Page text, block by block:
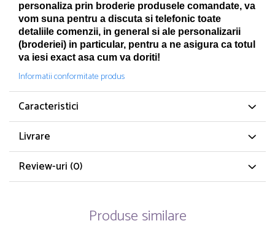
personaliza prin broderie produsele comandate, va
vom suna pentru a discuta si telefonic toate
detaliile comenzii, in general si ale personalizarii
(broderiei) in particular, pentru a ne asigura ca totul
va iesi exact asa cum va doriti!
Informatii conformitate produs
Caracteristici
Livrare
Review-uri (0)
Produse similare